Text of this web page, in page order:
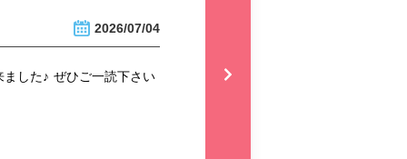
2026/07/04
した♪ ぜひご一読下さい